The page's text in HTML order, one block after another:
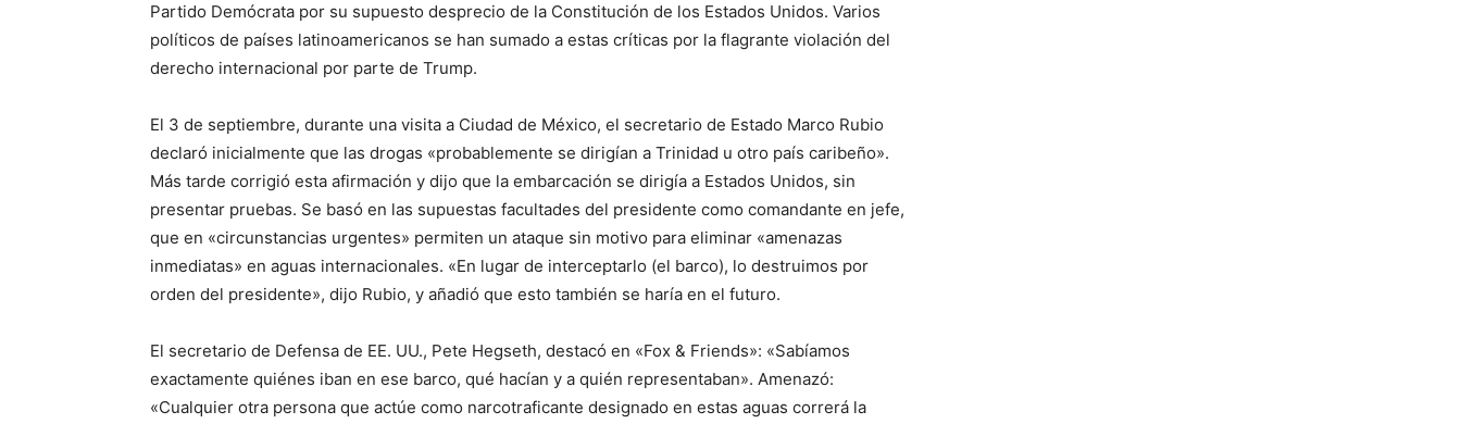
Partido Demócrata por su supuesto desprecio de la Constitución de los Estados Unidos. Varios
políticos de países latinoamericanos se han sumado a estas críticas por la flagrante violación del
derecho internacional por parte de Trump.
El 3 de septiembre, durante una visita a Ciudad de México, el secretario de Estado Marco Rubio
declaró inicialmente que las drogas «probablemente se dirigían a Trinidad u otro país caribeño».
Más tarde corrigió esta afirmación y dijo que la embarcación se dirigía a Estados Unidos, sin
presentar pruebas. Se basó en las supuestas facultades del presidente como comandante en jefe,
que en «circunstancias urgentes» permiten un ataque sin motivo para eliminar «amenazas
inmediatas» en aguas internacionales. «En lugar de interceptarlo (el barco), lo destruimos por
orden del presidente», dijo Rubio, y añadió que esto también se haría en el futuro.
El secretario de Defensa de EE. UU., Pete Hegseth, destacó en «Fox & Friends»: «Sabíamos
exactamente quiénes iban en ese barco, qué hacían y a quién representaban». Amenazó:
«Cualquier otra persona que actúe como narcotraficante designado en estas aguas correrá la